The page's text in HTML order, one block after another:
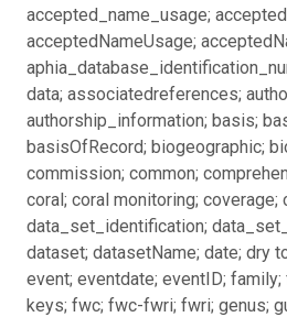
accepted_name_usage;
acceptedNameUsage;
data; associatedreferences;
authorship_information; basis;
basisOfRecord; biogeographic;
commission; common;
coral; coral monitoring; coverage;
data_set_identification;
dataset; datasetName; date; dry
event; eventdate; eventID;
keys; fwc; fwc-fwri; fwri; genus;